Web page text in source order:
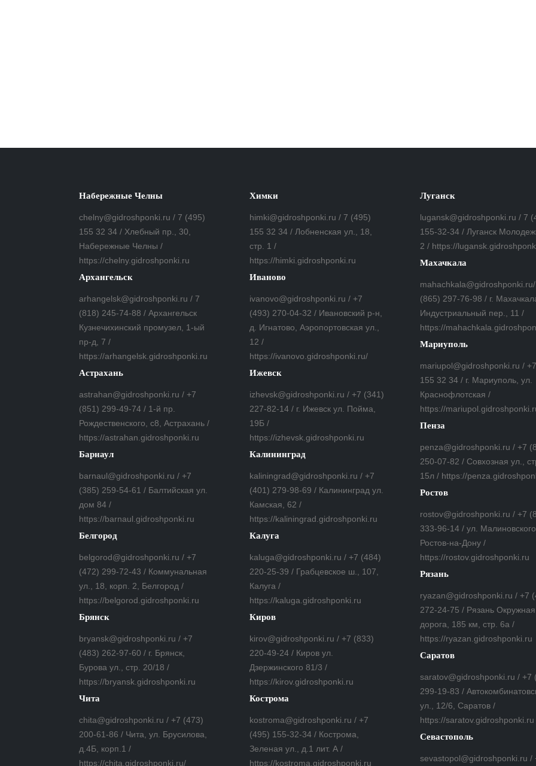
Набережные Челны
chelny@gidroshponki.ru / 7 (495)
155 32 34 / Хлебный пр., 30,
Набережные Челны /
https://chelny.gidroshponki.ru
Архангельск
arhangelsk@gidroshponki.ru / 7
(818) 245-74-88 / Архангельск
Кузнечихинский промузел, 1-ый
пр-д, 7 /
https://arhangelsk.gidroshponki.ru
Астрахань
astrahan@gidroshponki.ru / +7
(851) 299-49-74 / 1-й пр.
Рождественского, с8, Астрахань /
https://astrahan.gidroshponki.ru
Барнаул
barnaul@gidroshponki.ru / +7
(385) 259-54-61 / Балтийская ул.
дом 84 /
https://barnaul.gidroshponki.ru
Белгород
belgorod@gidroshponki.ru / +7
(472) 299-72-43 / Коммунальная
ул., 18, корп. 2, Белгород /
https://belgorod.gidroshponki.ru
Брянск
bryansk@gidroshponki.ru / +7
(483) 262-97-60 / г. Брянск,
Бурова ул., стр. 20/18 /
https://bryansk.gidroshponki.ru
Чита
chita@gidroshponki.ru / +7 (473)
200-61-86 / Чита, ул. Брусилова,
д.4Б, корп.1 /
https://chita.gidroshponki.ru/
Химки
himki@gidroshponki.ru / 7 (495)
155 32 34 / Лобненская ул., 18,
стр. 1 /
https://himki.gidroshponki.ru
Иваново
ivanovo@gidroshponki.ru / +7
(493) 270-04-32 / Ивановский р-н,
д. Игнатово, Аэропортовская ул.,
12 /
https://ivanovo.gidroshponki.ru/
Ижевск
izhevsk@gidroshponki.ru / +7 (341)
227-82-14 / г. Ижевск ул. Пойма,
19Б /
https://izhevsk.gidroshponki.ru
Калининград
kaliningrad@gidroshponki.ru / +7
(401) 279-98-69 / Калининград ул.
Камская, 62 /
https://kaliningrad.gidroshponki.ru
Калуга
kaluga@gidroshponki.ru / +7 (484)
220-25-39 / Грабцевское ш., 107,
Калуга /
https://kaluga.gidroshponki.ru
Киров
kirov@gidroshponki.ru / +7 (833)
220-49-24 / Киров ул.
Дзержинского 81/3 /
https://kirov.gidroshponki.ru
Кострома
kostroma@gidroshponki.ru / +7
(495) 155-32-34 / Кострома,
Зеленая ул., д.1 лит. А /
https://kostroma.gidroshponki.ru
Луганск
lugansk@gidroshponki.ru / 7
155-32-34 / Луганск
2 / https://
Махачкала
(865) 297-76-98 / г.
Индустриальный пер., 11 /
https://
Мариуполь
mariupol@gidroshponki.ru /
155 32 34 / г. Мариуполь, ул.
Краснофлотская /
https://
Пенза
penza@gidroshponki.ru / +7
250-07-82 / Совхозная ул.,
15л / https://
Ростов
rostov@gidroshponki.ru / +7
333-96-14 / ул.
Ростов-на-Дону /
https://rostov.gidroshponki.ru
Рязань
ryazan@gidroshponki.ru / +7
272-24-75 / Рязань Окружная
дорога, 185 км, стр. 6а /
https://ryazan.gidroshponki.ru
Саратов
saratov@gidroshponki.ru / +7
299-19-83 /
ул., 12/6, Саратов /
https://saratov.gidroshponki.ru
Севастополь
sevastopol@gidroshponki.ru /